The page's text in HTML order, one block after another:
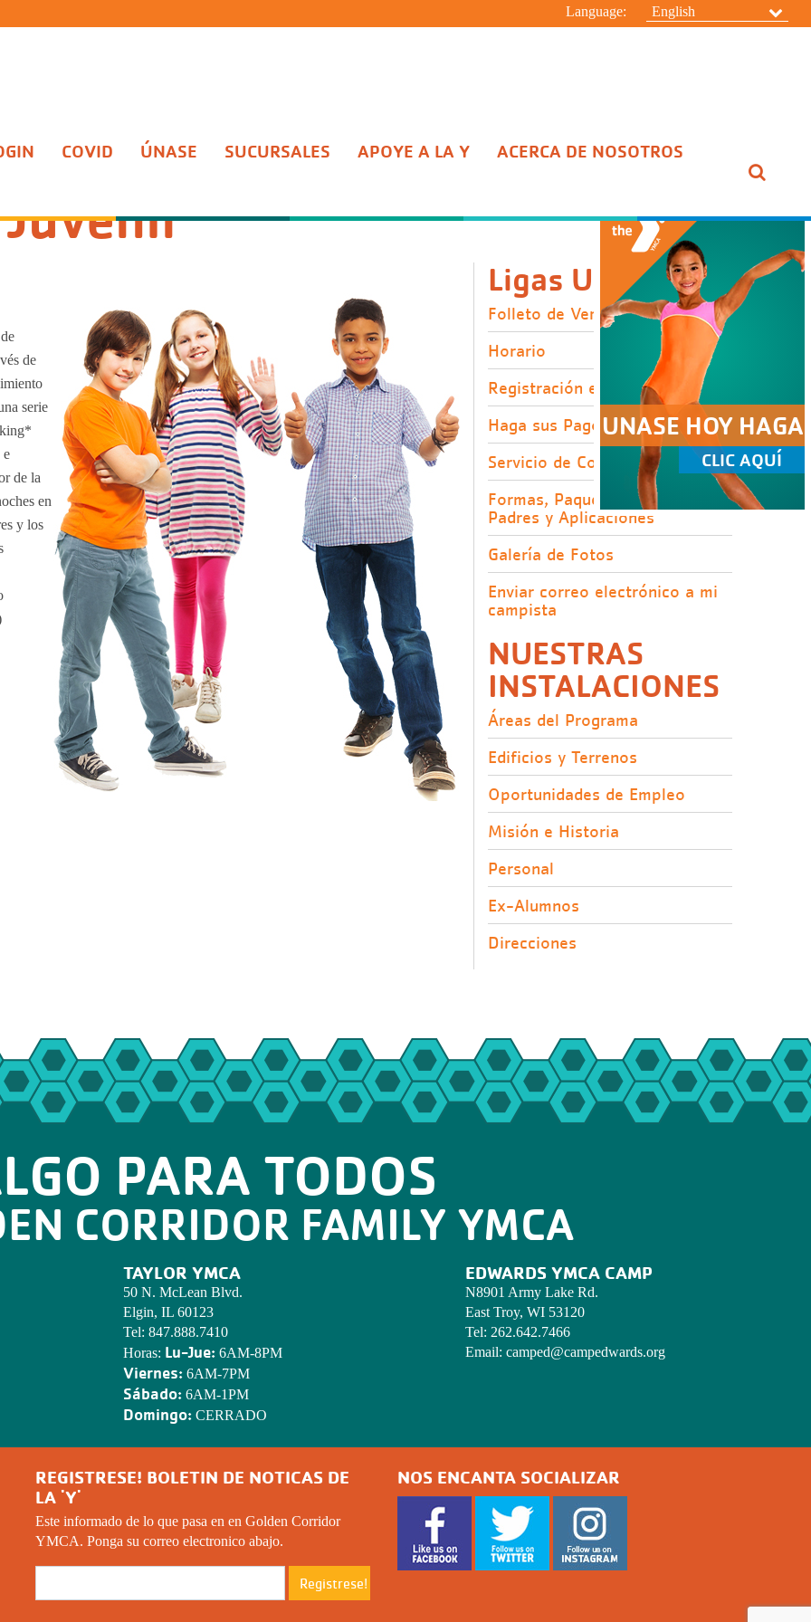
Language: English
COVID ÚNASE SUCURSALES APOYE A LA Y ACERCA DE NOSOTROS
UNASE HOY HAGA
CLIC AQUÍ
Juvenil
de
serie
e
de la
en
y los
Ligas Utiles
Folleto de Verano
Horario
Registración en Línea
Haga sus Pagos
Servicio de Comida
Formas, Paquetes para los
Padres y Aplicaciones
Galería de Fotos
Enviar correo electrónico a mi
campista
NUESTRAS
INSTALACIONES
Áreas del Programa
Edificios y Terrenos
Oportunidades de Empleo
Misión e Historia
Personal
Ex-Alumnos
Direcciones
PARA TODOS
CORRIDOR FAMILY YMCA
TAYLOR YMCA
50 N. McLean Blvd.
Elgin, IL 60123
Tel: 847.888.7410
Horas: Lu-Jue: 6AM-8PM
Viernes: 6AM-7PM
Sábado: 6AM-1PM
Domingo: CERRADO
EDWARDS YMCA CAMP
N8901 Army Lake Rd.
East Troy, WI 53120
Tel: 262.642.7466
Email: camped@campedwards.org
REGISTRESE! BOLETIN DE NOTICAS DE
LA 'Y'
Este informado de lo que pasa en en Golden Corridor
YMCA. Ponga su correo electronico abajo.
NOS ENCANTA SOCIALIZAR